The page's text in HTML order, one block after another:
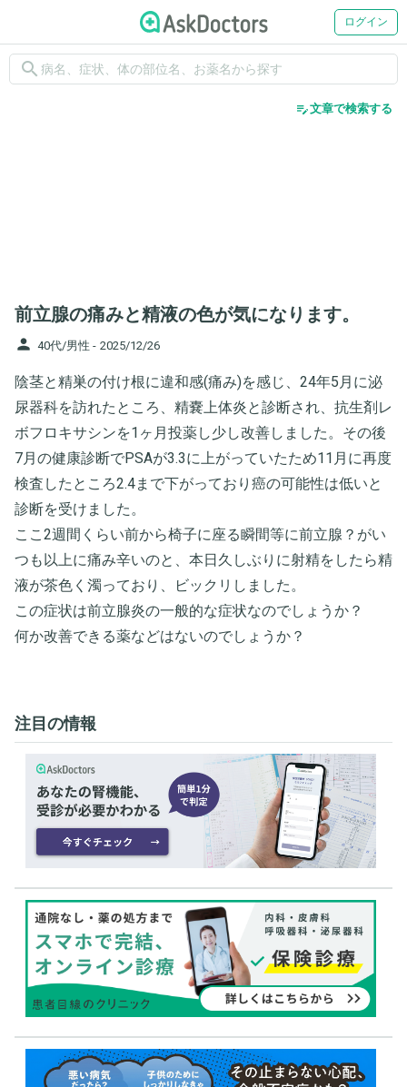
ログイン
search
edit_note文章で検索する
前立腺の痛みと精液の色が気になります。
person 40代/男性 - 2025/12/26
陰茎と精巣の付け根に違和感(痛み)を感じ、24年5月に泌
尿器科を訪れたところ、精嚢上体炎と診断され、抗生剤レ
ボフロキサシンを1ヶ月投薬し少し改善しました。その後
7月の健康診断でPSAが3.3に上がっていたため11月に再度
検査したところ2.4まで下がっており癌の可能性は低いと
診断を受けました。
ここ2週間くらい前から椅子に座る瞬間等に前立腺？がい
つも以上に痛み辛いのと、本日久しぶりに射精をしたら精
液が茶色く濁っており、ビックリしました。
この症状は前立腺炎の一般的な症状なのでしょうか？
何か改善できる薬などはないのでしょうか？
注目の情報